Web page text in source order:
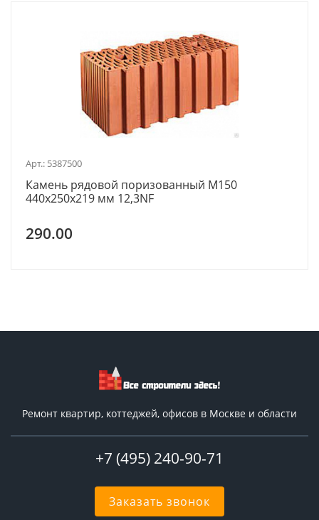
Арт.: 5387500
Камень рядовой поризованный М150
440х250х219 мм 12,3NF
290.00
Ремонт квартир, коттеджей, офисов в Москве и области
+7 (495) 240-90-71
Заказать звонок